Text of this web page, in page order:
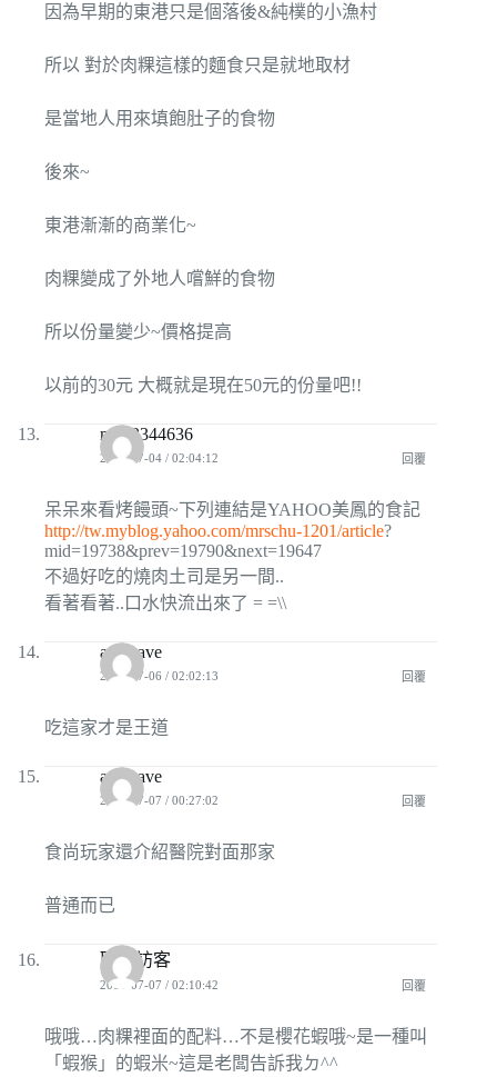
因為早期的東港只是個落後&純樸的小漁村
所以 對於肉粿這樣的麵食只是就地取材
是當地人用來填飽肚子的食物
後來~
東港漸漸的商業化~
肉粿變成了外地人嚐鮮的食物
所以份量變少~價格提高
以前的30元 大概就是現在50元的份量吧!!
mini3344636
2009-07-04 / 02:04:12 回覆
呆呆來看烤饅頭~下列連結是YAHOO美鳳的食記
http://tw.myblog.yahoo.com/mrschu-1201/article?
mid=19738&prev=19790&next=19647
不過好吃的燒肉土司是另一間..
看著看著..口水快流出來了 = =\\
apawave
2009-07-06 / 02:02:13 回覆
吃這家才是王道
apawave
2009-07-07 / 00:27:02 回覆
食尚玩家還介紹醫院對面那家
普通而已
匿名訪客
2009-07-07 / 02:10:42 回覆
哦哦…肉粿裡面的配料…不是櫻花蝦哦~是一種叫
「蝦猴」的蝦米~這是老闆告訴我ㄉ^^